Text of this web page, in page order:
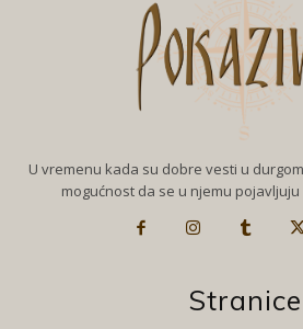
U vremenu kada su dobre vesti u
mogućnost da se u njemu
Stranice